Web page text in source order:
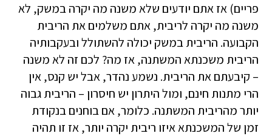
פריים) אז אתם יודעים שלא משנה מה יקרה במשק, לא
משנה מה יקרה לריבית, אתם משלמים את הריבית
הקבועה. הריבית במשק יכולה להשתולל ובעקבותיה
הריבית משכנתא המשתנה, אז מה? לכם זה לא משנה
– קיבעתם את הריבית. נשמע נהדר, אבל יש קנס, אין
הרי מתנות חינם, ומול היתרון יש חיסרון – הריבית גבוה
יותר מהריבית המשתנה. כלומר, אם בוחנים בנקודת
זמן של המשכנתא איזו ריבית יקרה יותר, אז זו תהיה